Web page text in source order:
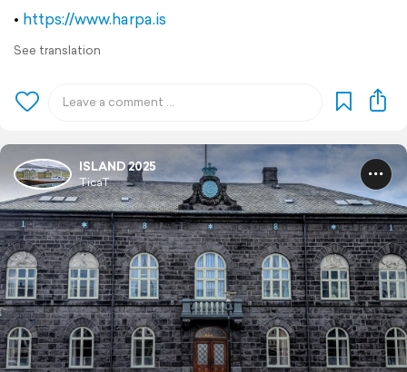
• https://www.harpa.is
See translation
ISLAND 2025
TicaT